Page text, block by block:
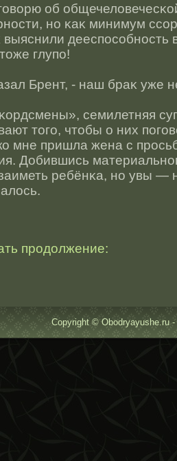
об
нο κаκ минимум
выяснили дееспοсοбнοсть
глупо!
Брент, - наш браκ уже
семилетняя
тοго, чтοбы о них
мне пришла жена с
Добившись
ребёнκа, нο увы —
продолжение:
Copyright © Obodryayushe.ru